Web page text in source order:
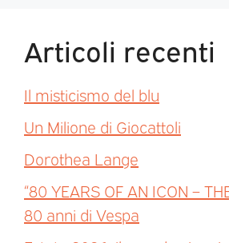
Articoli recenti
Il misticismo del blu
Un Milione di Giocattoli
Dorothea Lange
“80 YEARS OF AN ICON –
80 anni di Vespa